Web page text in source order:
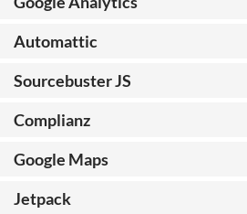
Automattic
Sourcebuster JS
Complianz
Google Maps
Jetpack